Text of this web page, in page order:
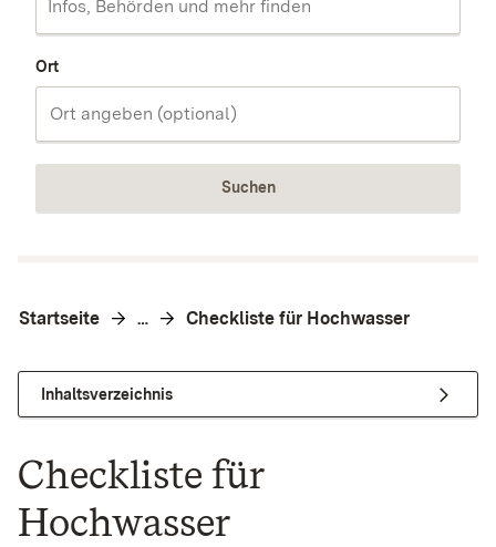
Ort
Suchen
Startseite … Checkliste für Hochwasser
Inhaltsverzeichnis
Checkliste für
Hochwasser